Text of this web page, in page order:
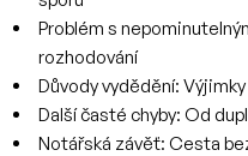
Problém s
rozhodování
Důvody vydědění:
Další časté chyby: Od
Notářská závěť: Cesta